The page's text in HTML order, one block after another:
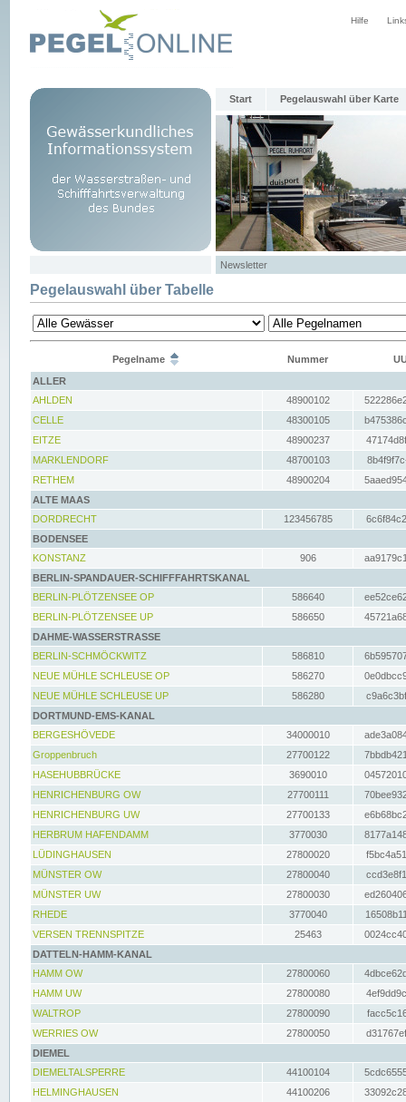
Hilfe
Start Pegelauswahl über Karte
Newsletter
Pegelauswahl über Tabelle
Pegelname Nummer
ALLER
AHLDEN
48900102
CELLE
48300105
EITZE
48900237
MARKLENDORF
48700103
RETHEM
48900204
ALTE MAAS
DORDRECHT
123456785
BODENSEE
KONSTANZ
906
BERLIN-SPANDAUER-SCHIFFFAHRTSKANAL
BERLIN-PLÖTZENSEE OP
586640
BERLIN-PLÖTZENSEE UP
586650
DAHME-WASSERSTRASSE
BERLIN-SCHMÖCKWITZ
586810
NEUE MÜHLE SCHLEUSE OP
586270
NEUE MÜHLE SCHLEUSE UP
586280
DORTMUND-EMS-KANAL
BERGESHÖVEDE
34000010
Groppenbruch
27700122
HASEHUBBRÜCKE
3690010
HENRICHENBURG OW
27700111
HENRICHENBURG UW
27700133
HERBRUM HAFENDAMM
3770030
LÜDINGHAUSEN
27800020
MÜNSTER OW
27800040
MÜNSTER UW
27800030
RHEDE
3770040
VERSEN TRENNSPITZE
25463
DATTELN-HAMM-KANAL
HAMM OW
27800060
HAMM UW
27800080
WALTROP
27800090
WERRIES OW
27800050
DIEMEL
DIEMELTALSPERRE
44100104
HELMINGHAUSEN
44100206